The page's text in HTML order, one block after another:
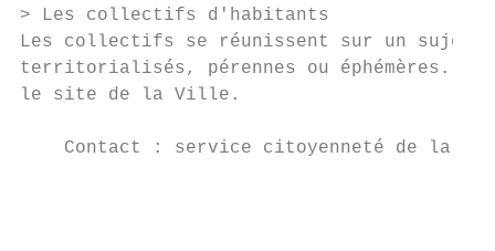
> Les collectifs d'habitants
Les collectifs se réunissent sur un sujet
territorialisés, pérennes ou éphémères.
le site de la Ville.
Contact : service citoyenneté de la